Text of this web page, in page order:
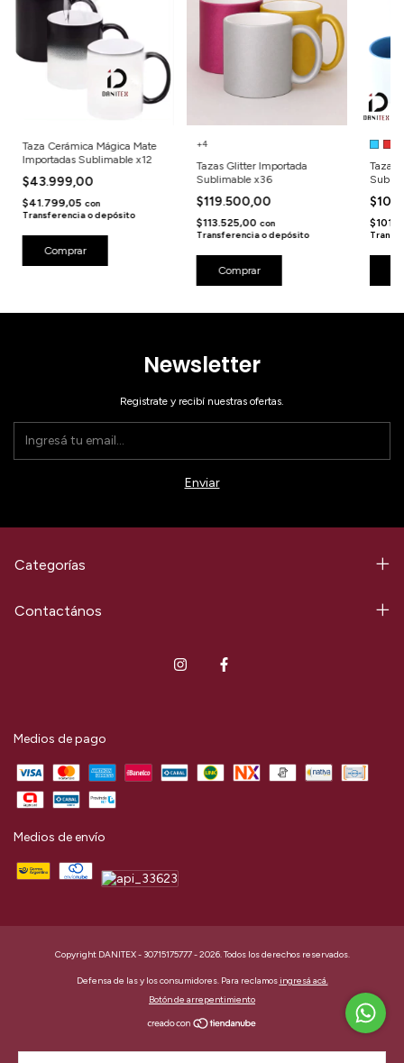
Taza Cerámica Mágica Mate
Importadas Sublimable x12
$43.999,00
$41.799,05 con
Transferencia o depósito
Comprar
+4
Tazas Glitter Importada
Sublimable x36
$119.500,00
$113.525,00 con
Transferencia o depósito
Comprar
Taza
Newsletter
Registrate y recibí nuestras ofertas.
Categorías
Contactános
Medios de pago
Medios de envío
Copyright DANITEX - 30715175777 - 2026. Todos los derechos reservados.
Defensa de las y los consumidores. Para reclamosingresá acá.
Botón de arrepentimiento